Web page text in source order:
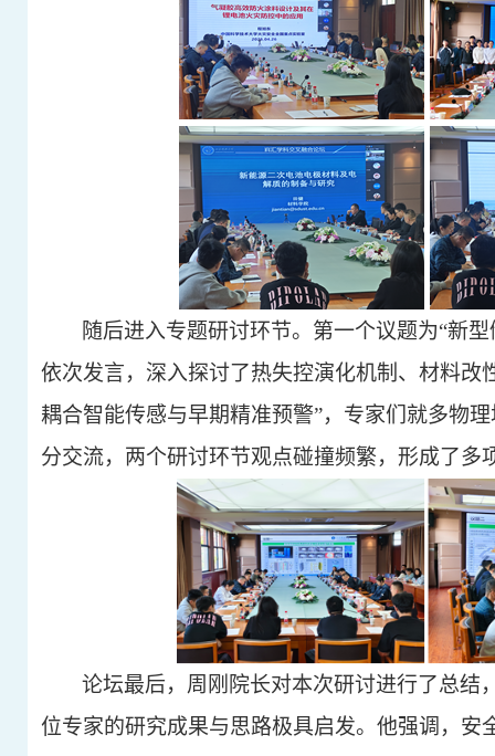
随后进入专题研讨环节。第一个议题为“新
依次发言，深入探讨了热失控演化机制、材料改
耦合智能传感与早期精准预警”，专家们就多物
分交流，两个研讨环节观点碰撞频繁，形成了多
论坛最后，周刚院长对本次研讨进行了总结
位专家的研究成果与思路极具启发。他强调，